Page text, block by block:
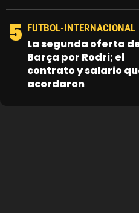
5 FUTBOL-INTERNACIONAL
La segunda oferta
Barça por Rodri; el
contrato y salario
acordaron